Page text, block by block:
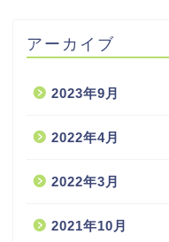
アーカイブ
2023年9月
2022年4月
2022年3月
2021年10月